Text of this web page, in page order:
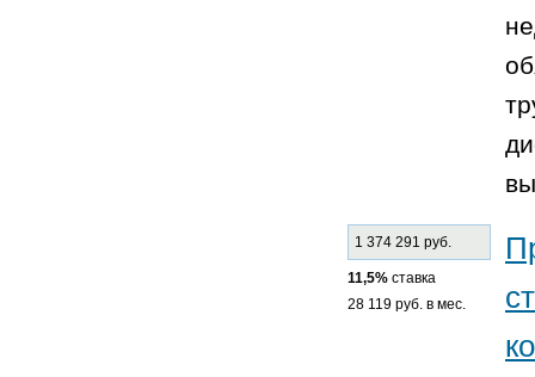
1 374 291 руб.
11,5% ставка
28 119 руб. в мес.